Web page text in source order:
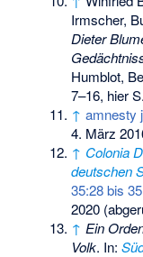
Irmscher,
Dieter
Humblot,
7–16, hier
↑ amnesty
4. März
↑ Colonia
deutschen
35:28 bis
2020
↑ Ein
Volk. In: